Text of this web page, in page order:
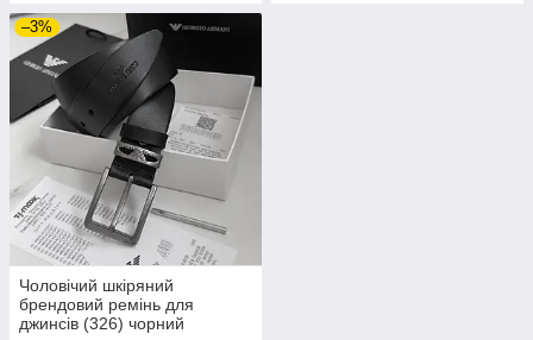
–3%
Чоловічий шкіряний
брендовий ремінь для
джинсів (326) чорний